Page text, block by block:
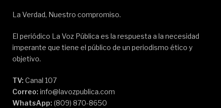
La Verdad, Nuestro compromiso.
El periódico La Voz Pública es la respuesta a la necesidad
imperante que tiene el público de un periodismo ético y
objetivo.
TV: Canal 107
Correo: info@lavozpublica.com
WhatsApp: (809) 870-8650